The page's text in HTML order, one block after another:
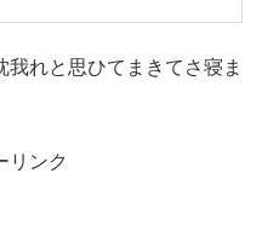
れと思ひてまきてさ寝ま
リンク